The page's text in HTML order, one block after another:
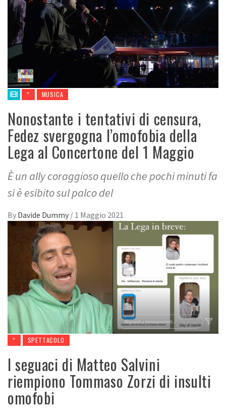
* MUSICA
Nonostante i tentativi di censura,
Fedez svergogna l’omofobia della
Lega al Concertone del 1 Maggio
È un ally coraggioso quello che pochi minuti fa
si è esibito sul palco del
By Davide Dummy / 1 Maggio 2021
* SPETTACOLO
I seguaci di Matteo Salvini
riempiono Tommaso Zorzi di insulti
omofobi